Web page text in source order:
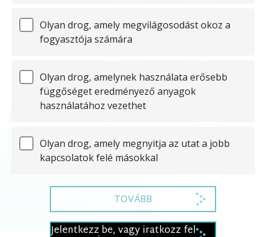
Olyan drog, amely megvilágosodást okoz a
fogyasztója számára
Olyan drog, amelynek használata erősebb
függőséget eredményező anyagok
használatához vezethet
Olyan drog, amely megnyitja az utat a jobb
kapcsolatok felé másokkal
TOVÁBB
Jelentkezz be, vagy iratkozz fel